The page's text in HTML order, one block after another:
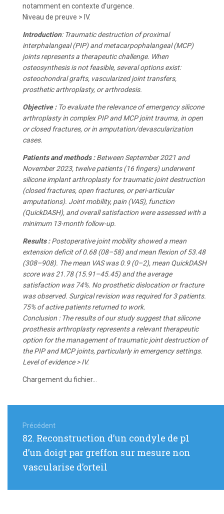
notamment en contexte d’urgence.
Niveau de preuve > IV.
Introduction: Traumatic destruction of proximal
interphalangeal (PIP) and metacarpophalangeal (MCP)
joints represents a therapeutic challenge. When
osteosynthesis is not feasible, several options exist:
osteochondral grafts, vascularized joint transfers,
prosthetic arthroplasty, or arthrodesis.
Objective :To evaluate the relevance of emergency silicone
arthroplasty in complex PIP and MCP joint trauma, in open
or closed fractures, or in amputation/devascularization
cases.
Patients and methods :Between September 2021 and
November 2023, twelve patients (16 fingers) underwent
silicone implant arthroplasty for traumatic joint destruction
(closed fractures, open fractures, or peri-articular
amputations). Joint mobility, pain (VAS), function
(QuickDASH), and overall satisfaction were assessed with a
minimum 13-month follow-up.
Results :Postoperative joint mobility showed a mean
extension deficit of 0.68 (08–58) and mean flexion of 53.48
(308–908). The mean VAS was 0.9 (0–2), mean QuickDASH
score was 21.78 (15.91–45.45) and the average
satisfaction was 74%. No prosthetic dislocation or fracture
was observed. Surgical revision was required for 3 patients.
75% of active patients returned to work.
Conclusion : The results of our study suggest that silicone
prosthesis arthroplasty represents a relevant therapeutic
option for the management of traumatic joint destruction of
the PIP and MCP joints, particularly in emergency settings.
Level of evidence > IV.
Chargement du fichier...
de
l’article
Précédent
Article
:
82. Reconstruction d’un condyle de p1
d’un doigt par greffon sur mesure non
vascularise d’orteil